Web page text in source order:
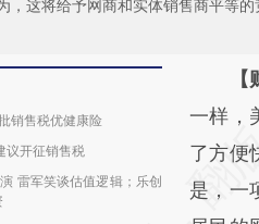
，这将给予网商和实体销售商平等
销售税优健康险
议开征销售税
雷军笑谈估值逻辑；乐创
请务
AI
一样，
了方便
是，一